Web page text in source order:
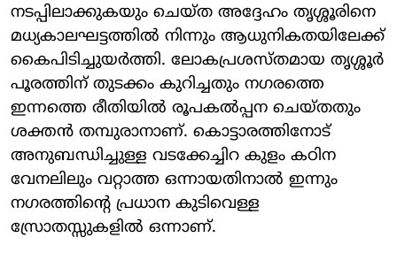
നടപ്പിലാക്കുകയും ചെയ്ത അദ്ദേഹം തൃശ്ശൂരിനെ
മധ്യകാലഘട്ടത്തിൽ നിന്നും ആധുനികതയിലേക്ക്
കൈപിടിച്ചുയർത്തി. ലോകപ്രശസ്തമായ തൃശ്ശൂർ
പൂരത്തിന് തുടക്കം കുറിച്ചതും നഗരത്തെ
ഇന്നത്തെ രീതിയിൽ രൂപകൽപ്പന ചെയ്തതും
ശക്തൻ തമ്പുരാനാണ്. കൊട്ടാരത്തിനോട്
അനുബന്ധിച്ചുള്ള വടക്കേച്ചിറ കുളം കഠിന
വേനലിലും വറ്റാത്ത ഒന്നായതിനാൽ ഇന്നും
നഗരത്തിന്റെ പ്രധാന കുടിവെള്ള
സ്രോതസ്സുകളിൽ ഒന്നാണ്.